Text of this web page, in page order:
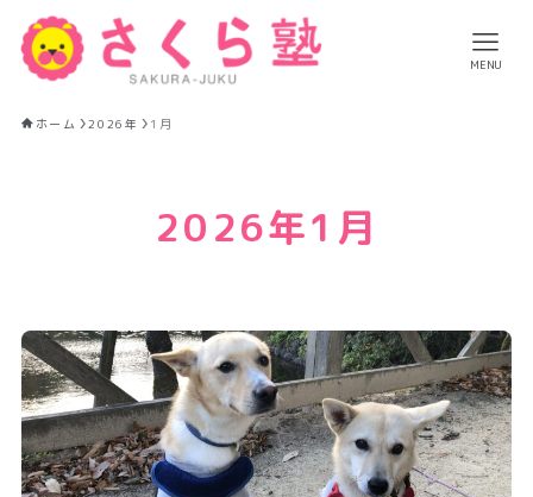
MENU
ホーム 2026年 1月
2026年1月